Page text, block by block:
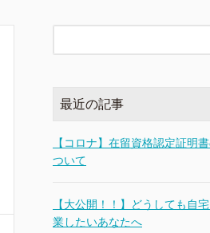
最近の記事
【コロナ】在留資格認定証明
ついて
【大公開！！】どうしても自
業したいあなたへ